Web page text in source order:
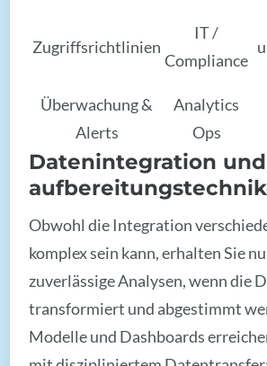
Zugriffsrichtlinien
IT /
Compliance
Überwachung &
Alerts
Analytics
Ops
Datenintegration
Obwohl die Integration
komplex sein kann, erhalten Sie
zuverlässige Analysen, wenn die
transformiert und abgestimmt
Modelle und Dashboards